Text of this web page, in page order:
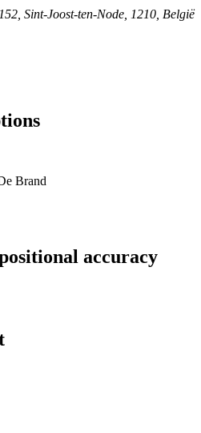
Sint-Joost-ten-Node 1210 België
Brand
accuracy